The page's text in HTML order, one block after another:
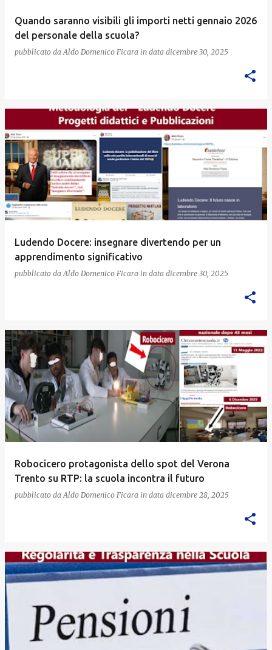
Quando saranno visibili gli importi netti gennaio 2026
del personale della scuola?
pubblicato da Aldo Domenico Ficara in data dicembre 30, 2025
Ludendo Docere: insegnare divertendo per un
apprendimento significativo
pubblicato da Aldo Domenico Ficara in data dicembre 30, 2025
Robocicero protagonista dello spot del Verona
Trento su RTP: la scuola incontra il futuro
pubblicato da Aldo Domenico Ficara in data dicembre 28, 2025